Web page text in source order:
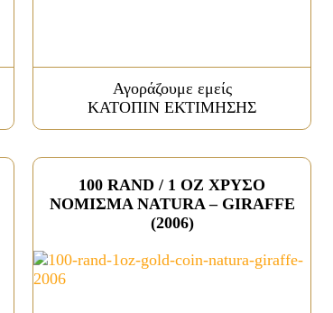
Αγοράζουμε εμείς
ΚΑΤΟΠΙΝ ΕΚΤΙΜΗΣΗΣ
100 RAND / 1 OZ ΧΡΥΣΟ
ΝΟΜΙΣΜΑ NATURA – GIRAFFE
(2006)